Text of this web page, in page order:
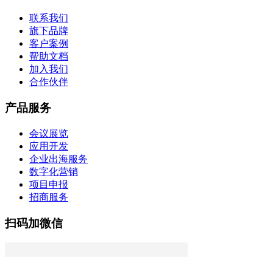
联系我们
旗下品牌
客户案例
帮助文档
加入我们
合作伙伴
产品服务
会议展览
应用开发
企业出海服务
数字化营销
项目申报
招商服务
扫码加微信